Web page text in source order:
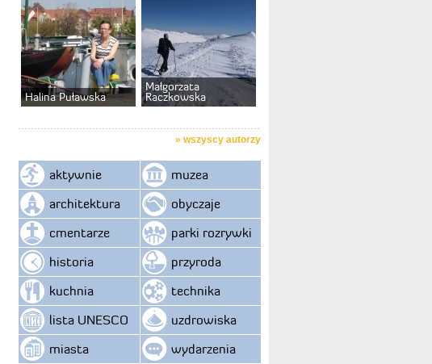
Halina Puławska
Małgorzata
Raczkowska
» wszyscy autorzy
aktywnie
architektura
cmentarze
historia
kuchnia
lista UNESCO
miasta
muzea
obyczaje
parki rozrywki
przyroda
technika
uzdrowiska
wydarzenia